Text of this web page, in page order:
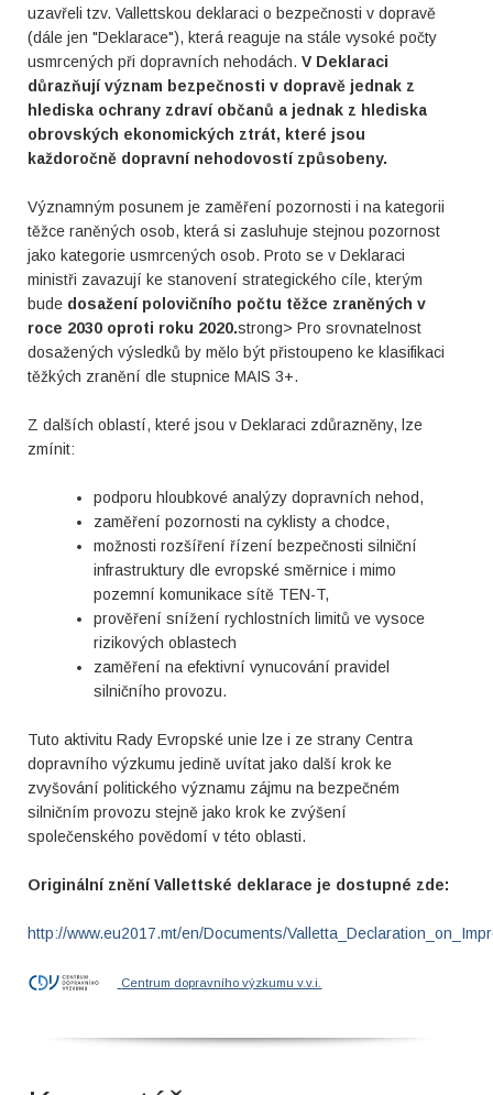
uzavřeli tzv. Vallettskou deklaraci o bezpečnosti v dopravě
(dále jen "Deklarace"), která reaguje na stále vysoké počty
usmrcených při dopravních nehodách. V Deklaraci
důrazňují význam bezpečnosti v dopravě jednak z
hlediska ochrany zdraví občanů a jednak z hlediska
obrovských ekonomických ztrát, které jsou
každoročně dopravní nehodovostí způsobeny.
Významným posunem je zaměření pozornosti i na kategorii
těžce raněných osob, která si zasluhuje stejnou pozornost
jako kategorie usmrcených osob. Proto se v Deklaraci
ministři zavazují ke stanovení strategického cíle, kterým
bude dosažení polovičního počtu těžce zraněných v
roce 2030 oproti roku 2020.strong> Pro srovnatelnost
dosažených výsledků by mělo být přistoupeno ke klasifikaci
těžkých zranění dle stupnice MAIS 3+.
Z dalších oblastí, které jsou v Deklaraci zdůrazněny, lze
zmínit:
podporu hloubkové analýzy dopravních nehod,
zaměření pozornosti na cyklisty a chodce,
možnosti rozšíření řízení bezpečnosti silniční
infrastruktury dle evropské směrnice i mimo
pozemní komunikace sítě TEN-T,
prověření snížení rychlostních limitů ve vysoce
rizikových oblastech
zaměření na efektivní vynucování pravidel
silničního provozu.
Tuto aktivitu Rady Evropské unie lze i ze strany Centra
dopravního výzkumu jedině uvítat jako další krok ke
zvyšování politického významu zájmu na bezpečném
silničním provozu stejně jako krok ke zvýšení
společenského povědomí v této oblasti.
Originální znění Vallettské deklarace je dostupné zde:
http://www.eu2017.mt/en/Documents/
Centrum dopravního výzkumu v.v.i.